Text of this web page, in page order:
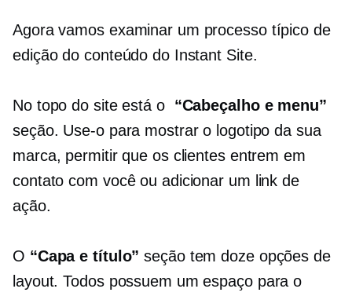
Agora vamos examinar um processo típico de
edição do conteúdo do Instant Site.
No topo do site está o “Cabeçalho e menu”
seção. Use-o para mostrar o logotipo da sua
marca, permitir que os clientes entrem em
contato com você ou adicionar um link de
ação.
O “Capa e título” seção tem doze opções de
layout. Todos possuem um espaço para o